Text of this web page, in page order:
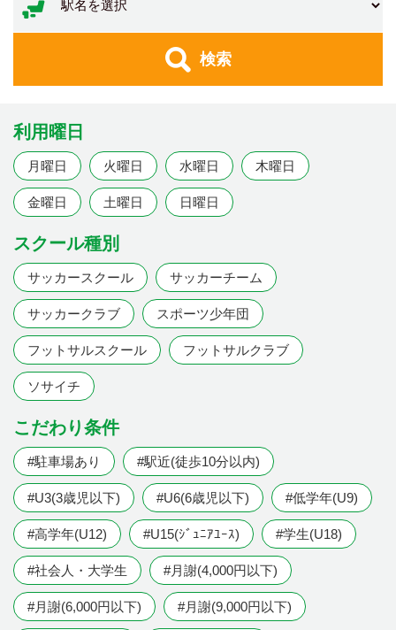
検索
利用曜日
月曜日 火曜日 水曜日 木曜日
金曜日 土曜日 日曜日
スクール種別
サッカースクール サッカーチーム
サッカークラブ スポーツ少年団
フットサルスクール フットサルクラブ
ソサイチ
こだわり条件
#駐車場あり #駅近(徒歩10分以内)
#U3(3歳児以下) #U6(6歳児以下) #低学年(U9)
#高学年(U12) #U15(ｼﾞｭﾆｱﾕｰｽ) #学生(U18)
#社会人・大学生 #月謝(4,000円以下)
#月謝(6,000円以下) #月謝(9,000円以下)